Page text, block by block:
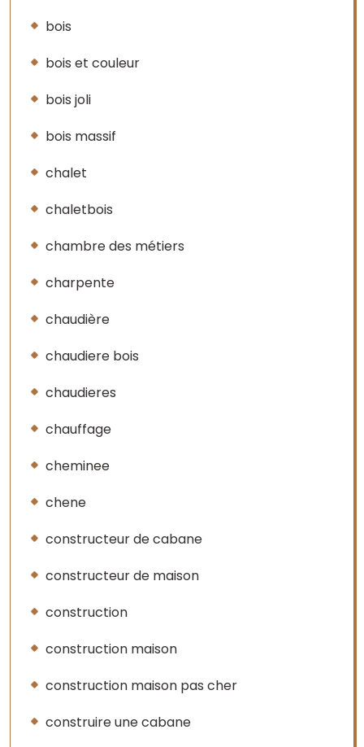
bois
bois et couleur
bois joli
bois massif
chalet
chaletbois
chambre des métiers
charpente
chaudière
chaudiere bois
chaudieres
chauffage
cheminee
chene
constructeur de cabane
constructeur de maison
construction
construction maison
construction maison pas cher
construire une cabane